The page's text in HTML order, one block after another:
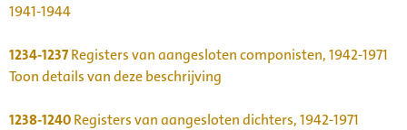
1941-1944
1234-1237Registers van aangesloten componisten, 1942-1971
Toon details van deze beschrijving
1238-1240Registers van aangesloten dichters, 1942-1971